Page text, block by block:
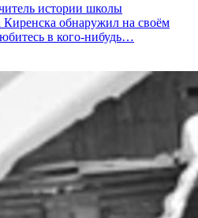
истории школы
Киренска обнаружил на своём
в кого-нибудь…